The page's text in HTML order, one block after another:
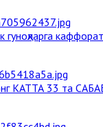
33 та